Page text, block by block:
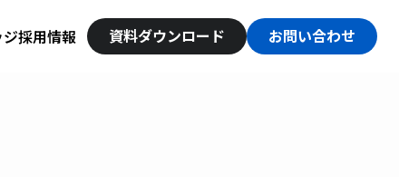
ジ採用情報 資料ダウンロード お問い合わせ